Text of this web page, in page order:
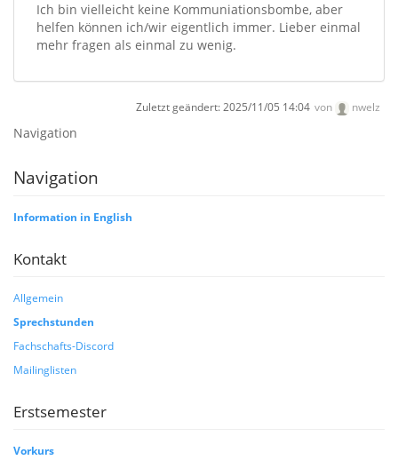
Ich bin vielleicht keine Kommuniationsbombe, aber
helfen können ich/wir eigentlich immer. Lieber einmal
mehr fragen als einmal zu wenig.
Zuletzt geändert: 2025/11/05 14:04 von nwelz
Navigation
Navigation
Information in English
Kontakt
Allgemein
Sprechstunden
Fachschafts-Discord
Mailinglisten
Erstsemester
Vorkurs